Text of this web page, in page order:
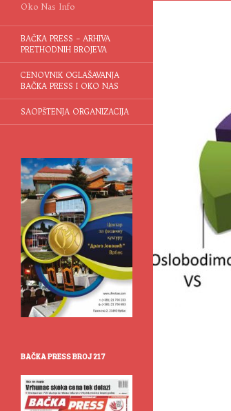
Oko Nas Info
BAČKA PRESS – ARHIVA
PRETHODNIH BROJEVA
CENOVNIK OGLAŠAVANJA
BAČKA PRESS I OKO NAS
SAOPŠTENJA ORGANIZACIJA
BAČKA PRESS BROJ 217